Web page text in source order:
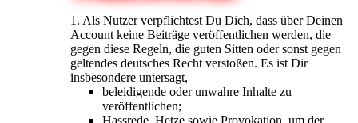
1. Als Nutzer verpflichtest Du Dich, dass über Deinen
Account keine Beiträge veröffentlichen werden, die
gegen diese Regeln, die guten Sitten oder sonst gegen
geltendes deutsches Recht verstoßen. Es ist Dir
insbesondere untersagt,
beleidigende oder unwahre Inhalte zu
veröffentlichen;